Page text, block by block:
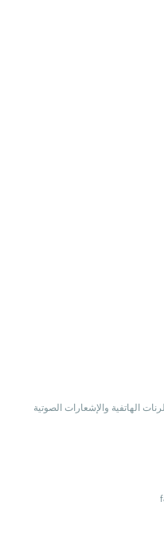
الهاتفية والإشعارات الصوتية